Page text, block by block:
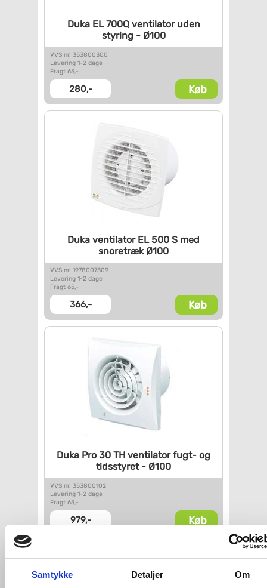
Samtykke Detaljer Om
Duka EL 700Q ventilator uden
styring - Ø100
VVS nr. 353800300
Levering 1-2 dage
Fragt 65,-
280,- Køb
Duka ventilator EL 500 S med
snoretræk Ø100
VVS nr. 1978007309
Levering 1-2 dage
Fragt 65,-
366,- Køb
Duka Pro 30 TH ventilatorfugt- og
tidsstyret - Ø100
VVS nr. 353800102
Levering 1-2 dage
Fragt 65,-
979,- Køb